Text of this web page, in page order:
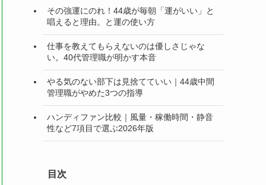
その強運にのれ！44歳が毎朝「運がいい」と
唱えると理由。と運の使い方
仕事を教えてもらえないのは優しさじゃな
い。40代管理職が明かす本音
やる気のない部下は見捨てていい｜44歳中間
管理職がやめた3つの指導
ハンディファン比較｜風量・稼働時間・静音
性など7項目で選ぶ2026年版
目次